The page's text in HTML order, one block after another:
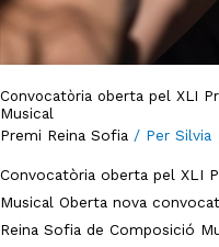
Convocatòria oberta pel XLI
Musical
Premi Reina Sofia / Per Silvia
Convocatòria oberta pel XLI
Musical Oberta nova
Reina Sofia de Composició